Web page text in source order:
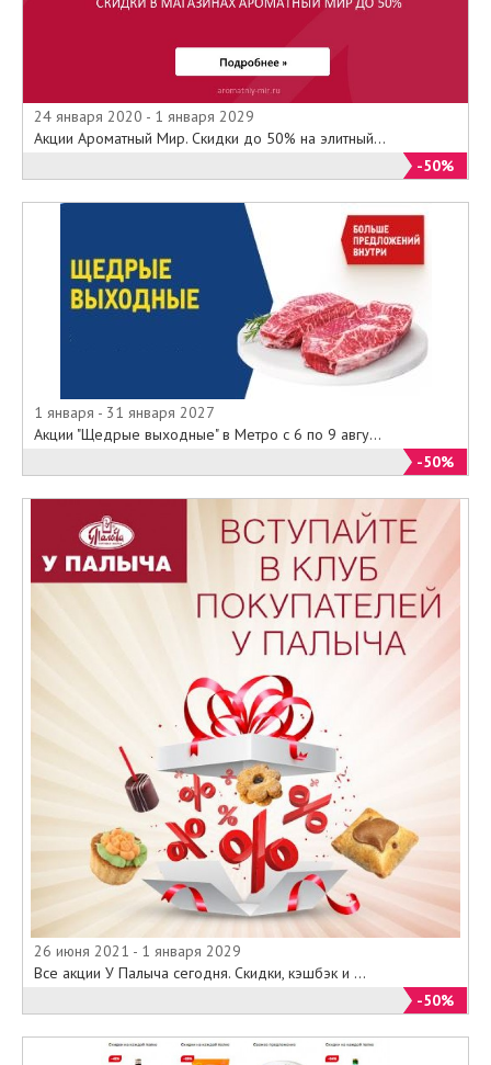
24 января 2020 - 1 января 2029
Акции Ароматный Мир. Скидки до 50% на элитный...
-50%
1 января - 31 января 2027
Акции "Щедрые выходные" в Метро с 6 по 9 авгу...
-50%
26 июня 2021 - 1 января 2029
Все акции У Палыча сегодня. Скидки, кэшбэк и ...
-50%